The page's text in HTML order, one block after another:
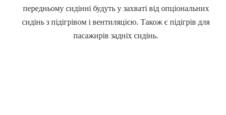
передньому сидінні будуть у захваті від опціональних
сидінь з підігрівом і вентиляцією. Також є підігрів для
пасажирів задніх сидінь.